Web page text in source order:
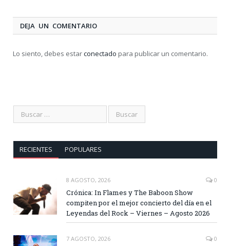
DEJA UN COMENTARIO
Lo siento, debes estarconectado para publicar un comentario.
RECIENTES POPULARES
8 AGOSTO, 2026 0
Crónica: In Flames y The Baboon Show
compiten por el mejor concierto del día en el
Leyendas del Rock – Viernes – Agosto 2026
7 AGOSTO, 2026 0